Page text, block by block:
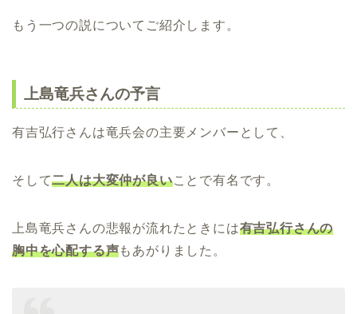
もう一つの説についてご紹介します。
上島竜兵さんの予言
有吉弘行さんは竜兵会の主要メンバーとして、
そして二人は大変仲が良いことで有名です。
上島竜兵さんの悲報が流れたときには有吉弘行さんの
胸中を心配する声もあがりました。